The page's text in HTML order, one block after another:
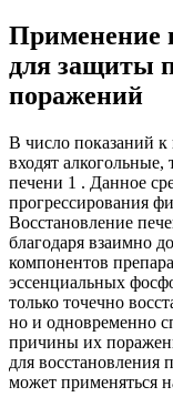
Применение
для защиты
поражений
В число показаний
входят
печени 1 . Данное
прогрессирования
Восстановление
благодаря взаимно
компонентов
эссенциальных
только точечно
но и одновременно
причины их
для восстановления
может применяться